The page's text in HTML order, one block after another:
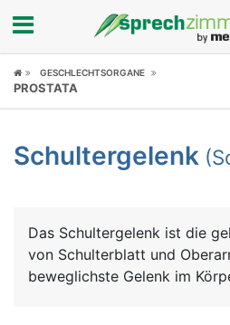
Fokus
Symptome
News
GESCHLECHTSORGANE
PROSTATA
Schultergelenk
Das Schultergelenk ist die
von Schulterblatt und
beweglichste Gelenk im